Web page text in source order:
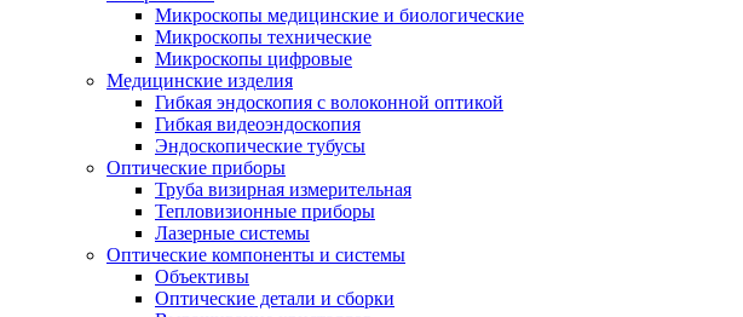
Микроскопы медицинские и биологические
Микроскопы технические
Микроскопы цифровые
Медицинские изделия
Гибкая эндоскопия с волоконной оптикой
Гибкая видеоэндоскопия
Эндоскопические тубусы
Оптические приборы
Труба визирная измерительная
Тепловизионные приборы
Лазерные системы
Оптические компоненты и системы
Объективы
Оптические детали и сборки